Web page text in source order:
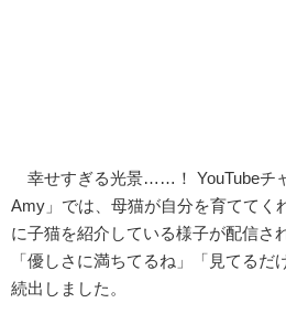
幸せすぎる光景……！ YouTubeチ
Amy」では、母猫が自分を育ててく
に子猫を紹介している様子が配信さ
「優しさに満ちてるね」「見てる
続出しました。